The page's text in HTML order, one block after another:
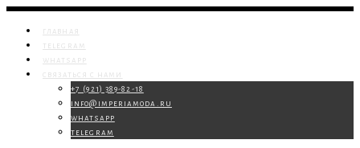
главная
telegram
whatsapp
связаться с нами
+7 (921) 389-82-18
info@imperiamoda.ru
whatsapp
telegram